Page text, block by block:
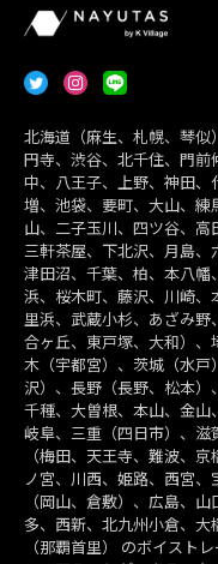
北海道（麻生、札幌、琴
円寺、渋谷、北千住、門
中、八王子、上野、神田
増、池袋、要町、大山、
山、二子玉川、四ツ谷、高
三軒茶屋、下北沢、月島、
津田沼、千葉、柏、本八
浜、桜木町、藤沢、川崎
里浜、武蔵小杉、あざみ
合ヶ丘、東戸塚、大和）
木（宇都宮）、茨城（水
沢）、長野（長野、松本）
千種、大曽根、本山、金山
岐阜、三重（四日市）、
（梅田、天王寺、難波、
ノ宮、川西、姫路、西宮
（岡山、倉敷）、広島、
多、西新、北九州小倉、
（那覇首里） のボイスト